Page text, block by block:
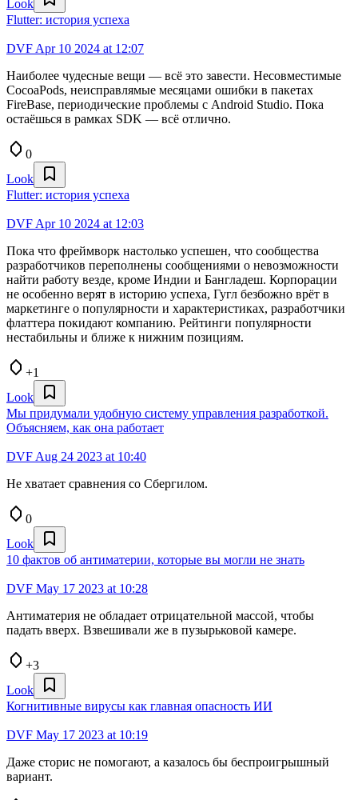
Look
Flutter: история успеха
DVF Apr 10 2024 at 12:07
Наиболее чудесные вещи — всё это завести. Несовместимые
CocoaPods, неисправлямые месяцами ошибки в пакетах
FireBase, периодические проблемы с Android Studio. Пока
остаёшься в рамках SDK — всё отлично.
0
Look
Flutter: история успеха
DVF Apr 10 2024 at 12:03
Пока что фреймворк настолько успешен, что сообщества
разработчиков переполнены сообщениями о невозможности
найти работу везде, кроме Индии и Бангладеш. Корпорации
не особенно верят в историю успеха, Гугл безбожно врёт в
маркетинге о популярности и характеристиках, разработчики
флаттера покидают компанию. Рейтинги популярности
нестабильны и ближе к нижним позициям.
+1
Look
Мы придумали удобную систему управления разработкой.
Объясняем, как она работает
DVF Aug 24 2023 at 10:40
Не хватает сравнения со Сбергилом.
0
Look
10 фактов об антиматерии, которые вы могли не знать
DVF May 17 2023 at 10:28
Антиматерия не обладает отрицательной массой, чтобы
падать вверх. Взвешивали же в пузырьковой камере.
+3
Look
Когнитивные вирусы как главная опасность ИИ
DVF May 17 2023 at 10:19
Даже сторис не помогают, а казалось бы беспроигрышный
вариант.